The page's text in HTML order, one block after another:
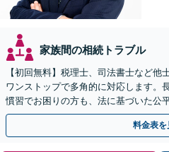
家族間の相続トラブル
【初回無料】税理士、司法書士など他
ワンストップで多角的に対応します。
慣習でお困りの方も、法に基づいた公
作成もご相談ください【駐車場完備】
料金表を